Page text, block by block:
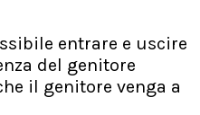
entrare e uscire
del genitore
il genitore venga a